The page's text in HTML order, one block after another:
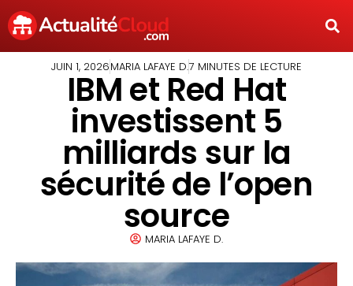
JUIN 1, 2026MARIA LAFAYE D.7 MINUTES DE LECTURE
IBM et Red Hat
investissent 5
milliards sur la
sécurité de l’open
source
MARIA LAFAYE D.